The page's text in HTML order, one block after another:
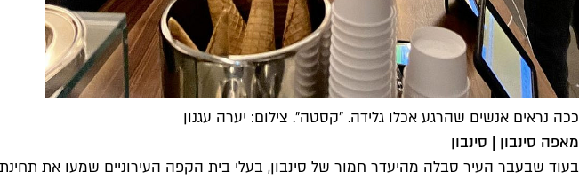
ככה נראים אנשים שהרגע אכלו גלידה. "קסטה". צילום: יערה עגנון
מאפה סינבון | סינבון
בעוד שבעבר העיר סבלה מהיעדר חמור של סינבון, בעלי בית הקפה העירוניים שמעו את